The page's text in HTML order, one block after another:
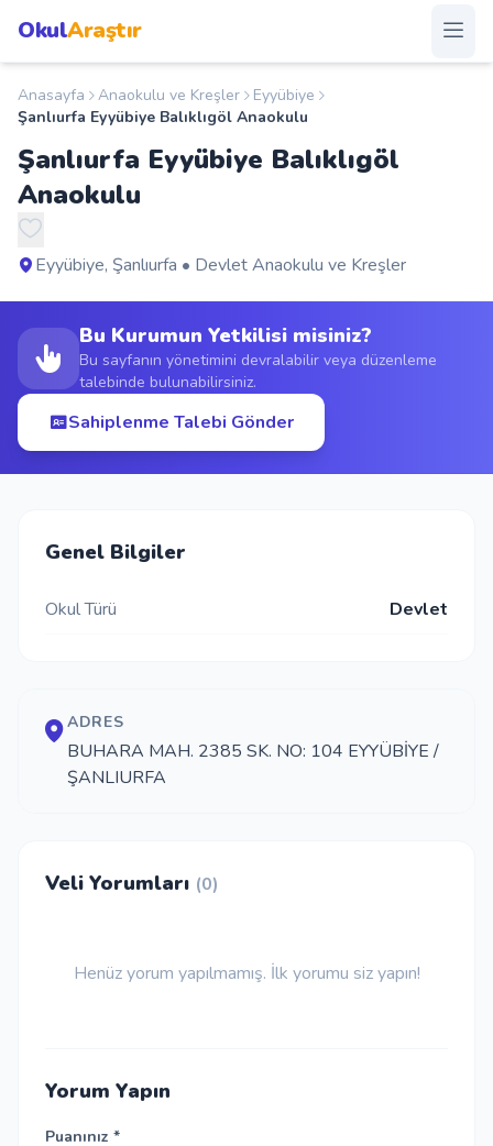
OkulAraştır
Anasayfa
Okullar
Şehirler
Duyurular
S.S.S.
Blog
Okul Ekle
Anasayfa Anaokulu ve Kreşler
Eyyübiye
Şanlıurfa Eyyübiye Balıklıgöl Anaokulu
Şanlıurfa Eyyübiye Balıklıgöl
Anaokulu
Eyyübiye, Şanlıurfa • Devlet Anaokulu ve Kreşler
Bu Kurumun Yetkilisi misiniz?
Bu sayfanın yönetimini devralabilir veya düzenleme
talebinde bulunabilirsiniz.
Sahiplenme Talebi Gönder
Genel Bilgiler
Okul Türü Devlet
ADRES
BUHARA MAH. 2385 SK. NO: 104 EYYÜBİYE /
ŞANLIURFA
Veli Yorumları (0)
Henüz yorum yapılmamış. İlk yorumu siz yapın!
Yorum Yapın
Puanınız *